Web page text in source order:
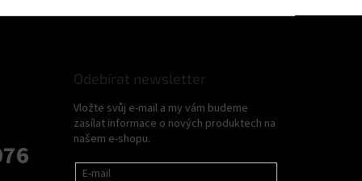
Odebírat newsletter
Vložte svůj e-mail a my vám budeme
zasílat informace o nových produktech na
našem e-shopu.
E-mail